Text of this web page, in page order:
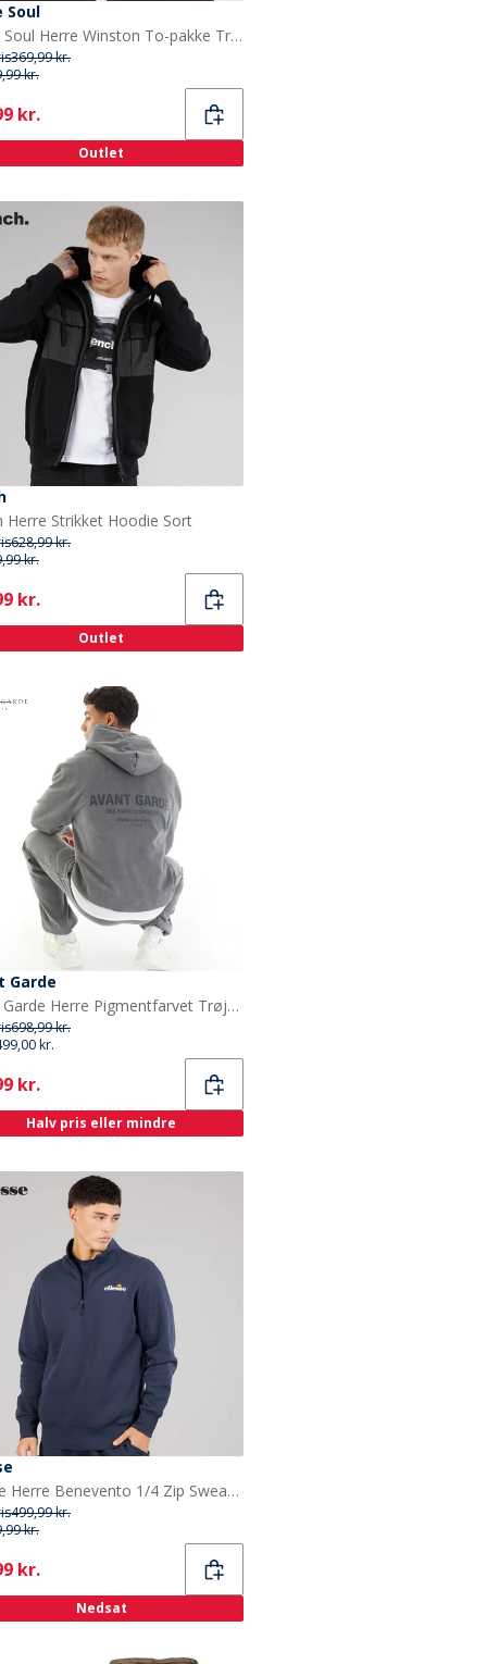
Soul
Brave Soul Herre Winston To-pakke Trøjer Sort/Grå
369,99 kr.
kr.
kr.
Outlet
Herre Strikket Hoodie Sort
628,99 kr.
kr.
kr.
Outlet
Garde
Avant Garde Herre Pigmentfarvet Trøje Stål
698,99 kr.
kr.
kr.
Halv pris eller mindre
Ellesse Herre Benevento 1/4 Zip Sweatshirt Navy
499,99 kr.
kr.
kr.
Nedsat